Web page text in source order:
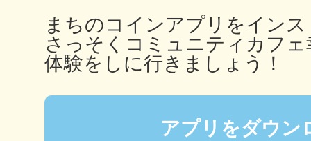
まちのコインアプリをイン
さっそくコミュニティカフェ
体験をしに行きましょう！
アプリをダウン
高知市
シモキ